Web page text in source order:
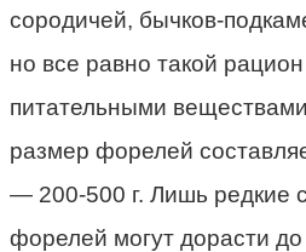
сородичей, бычков-
но все равно такой
питательными
размер форелей
— 200-500 г. Лишь редкие
форелей могут дорасти до